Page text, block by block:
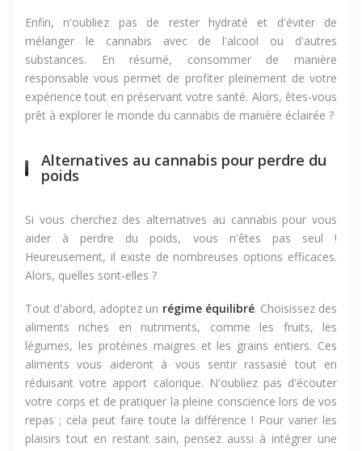
Enfin, n'oubliez pas de rester hydraté et d'éviter de
mélanger le cannabis avec de l'alcool ou d'autres
substances. En résumé, consommer de manière
responsable vous permet de profiter pleinement de votre
expérience tout en préservant votre santé. Alors, êtes-vous
prêt à explorer le monde du cannabis de manière éclairée ?
Alternatives au cannabis pour perdre du
poids
Si vous cherchez des alternatives au cannabis pour vous
aider à perdre du poids, vous n'êtes pas seul !
Heureusement, il existe de nombreuses options efficaces.
Alors, quelles sont-elles ?
Tout d'abord, adoptez un régime équilibré. Choisissez des
aliments riches en nutriments, comme les fruits, les
légumes, les protéines maigres et les grains entiers. Ces
aliments vous aideront à vous sentir rassasié tout en
réduisant votre apport calorique. N'oubliez pas d'écouter
votre corps et de pratiquer la pleine conscience lors de vos
repas ; cela peut faire toute la différence ! Pour varier les
plaisirs tout en restant sain, pensez aussi à intégrer une